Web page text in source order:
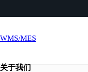
关于我们